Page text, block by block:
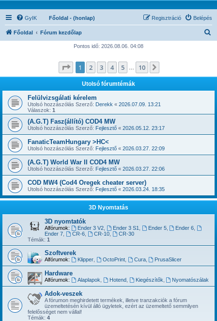
GyIK Főoldal - (honlap) Belépés
Regisztráció
Főoldal Fórum kezdőlap
s
é
Pontos idő: 2026.08.06. 04:08
Oldal:1 10
1 2 3 4 5 10
Utolsó fórumtémák
Felülvizsgálati kérelem
Utolsó hozzászólás Szerző: Derekk « 2026.07.09. 13:21
Válaszok: 1
(A.G.T) Fasz(állító) COD4 MW
Utolsó hozzászólás Szerző: Fejlesztő « 2026.05.12. 23:17
FanaticTeamHungary >HC<
Utolsó hozzászólás Szerző: Fejlesztő « 2026.03.27. 22:09
(A.G.T) World War II COD4 MW
Utolsó hozzászólás Szerző: Fejlesztő « 2026.03.27. 22:06
COD MW4 (Cod4 Oregek cheater server)
Utolsó hozzászólás Szerző: Fejlesztő « 2026.03.24. 18:35
3D Nyomtatás
3D nyomtatók
Alfórumok: Ender 3 V2, Ender 3 S1 Ender 5, Ender 6
Ender 7
CR-6, CR-10,
CR-30
Témák: 1
Szoftverek
Alfórumok: Klipper, OctoPrint, Cura, PrusaSlicer
Hardware
Alfórumok: Alaplapok Hotend, Kiegészítők Nyomatószálak
Adok-veszek
A fórumon meghirdetett termékek, illetve tranzakciók a fórum
üzemeltetésén kívül álló ügyletek, ezért az üzemeltető semmilyen
felelősséget nem vállal!
Témák: 4